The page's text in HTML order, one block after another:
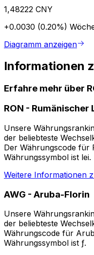
1,48222 CNY
+0.0030 (0.20%)
Diagramm anzeigen
Informationen
Erfahre mehr über
RON - Rumänischer
Unsere
der beliebteste
Der Währungscode für
Währungssymbol ist lei.
Weitere Informationen
AWG - Aruba-Florin
Unsere
der beliebteste
Währungscode für
Währungssymbol ist ƒ.